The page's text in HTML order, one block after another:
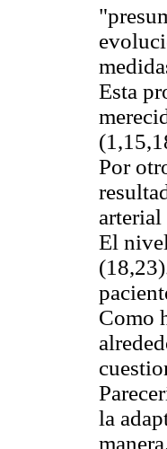
Esta
Por
El
Como
la